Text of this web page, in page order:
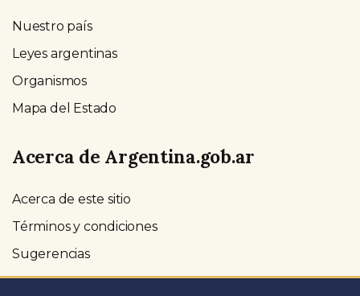
Nuestro país
Leyes argentinas
Organismos
Mapa del Estado
Acerca de Argentina.gob.ar
Acerca de este sitio
Términos y condiciones
Sugerencias